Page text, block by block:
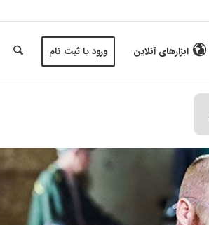
ابزارهای آنلاین ورود یا ثبت نام